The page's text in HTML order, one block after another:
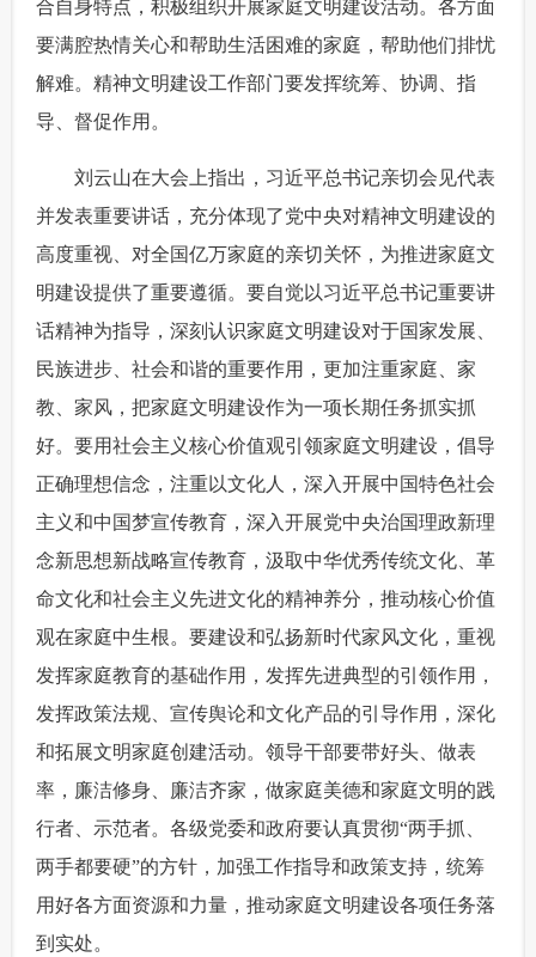
合自身特点，积极组织开展家庭文明建设活动。各方面
要满腔热情关心和帮助生活困难的家庭，帮助他们排忧
解难。精神文明建设工作部门要发挥统筹、协调、指
导、督促作用。
刘云山在大会上指出，习近平总书记亲切会见代表
并发表重要讲话，充分体现了党中央对精神文明建设的
高度重视、对全国亿万家庭的亲切关怀，为推进家庭文
明建设提供了重要遵循。要自觉以习近平总书记重要讲
话精神为指导，深刻认识家庭文明建设对于国家发展、
民族进步、社会和谐的重要作用，更加注重家庭、家
教、家风，把家庭文明建设作为一项长期任务抓实抓
好。要用社会主义核心价值观引领家庭文明建设，倡导
正确理想信念，注重以文化人，深入开展中国特色社会
主义和中国梦宣传教育，深入开展党中央治国理政新理
念新思想新战略宣传教育，汲取中华优秀传统文化、革
命文化和社会主义先进文化的精神养分，推动核心价值
观在家庭中生根。要建设和弘扬新时代家风文化，重视
发挥家庭教育的基础作用，发挥先进典型的引领作用，
发挥政策法规、宣传舆论和文化产品的引导作用，深化
和拓展文明家庭创建活动。领导干部要带好头、做表
率，廉洁修身、廉洁齐家，做家庭美德和家庭文明的践
行者、示范者。各级党委和政府要认真贯彻“两手抓、
两手都要硬”的方针，加强工作指导和政策支持，统筹
用好各方面资源和力量，推动家庭文明建设各项任务落
到实处。